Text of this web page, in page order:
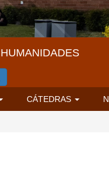
CÁTEDRAS